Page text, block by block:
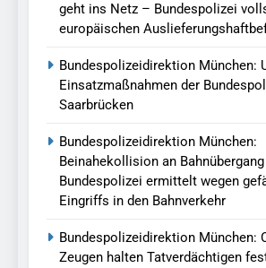
geht ins Netz – Bundespolizei
europäischen
Bundespolizeidirektion München:
Einsatzmaßnahmen der
Saarbrücken
Bundespolizeidirektion München:
Beinahekollision an
Bundespolizei ermittelt wegen
Eingriffs in den Bahnverkehr
Bundespolizeidirektion München:
Zeugen halten Tatverdächtigen